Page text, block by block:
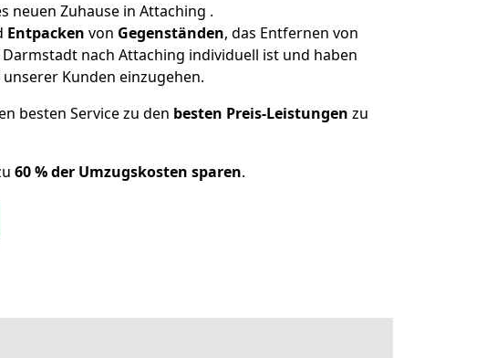
neuen Zuhause in Attaching .
Entpacken von Gegenständen, das Entfernen von
nach Attaching individuell ist und haben
Kunden einzugehen.
besten Service zu den besten Preis-Leistungen zu
60 % der Umzugskosten sparen.